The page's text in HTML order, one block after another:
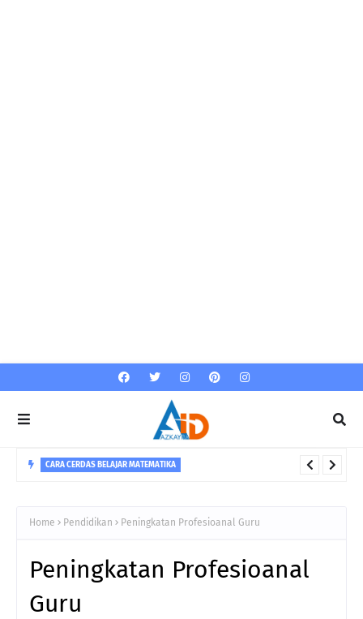
CARA CERDAS BELAJAR MATEMATIKA
Home Pendidikan Peningkatan Profesioanal Guru
Peningkatan Profesioanal
Guru